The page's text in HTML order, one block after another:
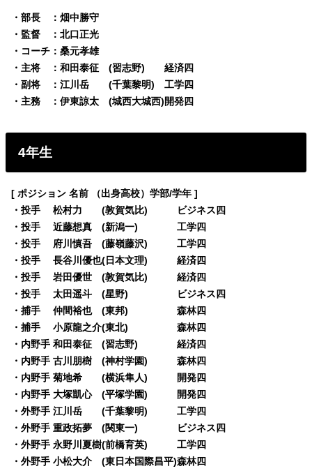
・部長 ：畑中勝守
・監督 ：北口正光
・コーチ：桑元孝雄
・主将 ：和田泰征 (習志野) 経済四
・副将 ：江川岳 (千葉黎明) 工学四
・主務 ：伊東諒太 (城西大城西)開発四
4年生
[ ポジション 名前 （出身高校）学部/学年 ]
・投手 松村力 (敦賀気比) ビジネス四
・投手 近藤想真 (新潟一) 工学四
・投手 府川慎吾 (藤嶺藤沢) 工学四
・投手 長谷川優也(日本文理) 経済四
・投手 岩田優世 (敦賀気比) 経済四
・投手 太田遥斗 (星野) ビジネス四
・捕手 仲間裕也 (東邦) 森林四
・捕手 小原龍之介(東北) 森林四
・内野手 和田泰征 (習志野) 経済四
・内野手 古川朋樹 (神村学園) 森林四
・内野手 菊地希 (横浜隼人) 開発四
・内野手 大塚凱心 (平塚学園) 開発四
・外野手 江川岳 (千葉黎明) 工学四
・外野手 重政拓夢 (関東一) ビジネス四
・外野手 永野川夏樹(前橋育英) 工学四
・外野手 小松大介 (東日本国際昌平)森林四